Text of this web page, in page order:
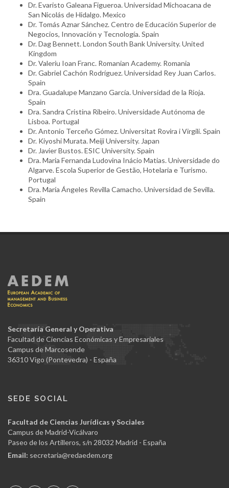
Dr. Evaristo Galeana Figueroa. Universidad Michoacana de
San Nicolás de Hidalgo. Mexico
Dr. Tomás Aznar Sánchez. Centro de Educación Superior de
Negocios, Innovación y Tecnología. Spain
Dr. Dag Bennett. London South Bank University. United
Kingdom
Dr. Valeriu Ioan Franc. Romanian Academy. Romania
Dr. Gabriel Cachón Rodríguez. Universidad Rey Juan Carlos.
Spain
Dra. Guadalupe Manzano García. Universidad de la Rioja.
Spain
Dra. Sandra Cristina Ribeiro. Universidade Autónoma de
Lisboa. Portugal
Dr. Antonio Terceño Gómez. Universitat Rovira i Virgili. Spain
Dr. Kiyoshi Murata. Meiji University. Japan
Dr. Javier Bustos. ESIC University. Spain
Dra. Maria Fernanda Ludovina Inácio Matias. Universidade do
Algarve. Escola Superior de Gestão, Hotelaria e Turismo.
Portugal
Dra. María Ángeles Revilla Camacho. Universidad de Sevilla.
Spain
Secretaría General y Operativa
Facultad de Ciencias Económicas y Empresariales
Campus de Marcosende
36310 Vigo (Pontevedra) - España
SEDE SOCIAL
Facultad de Ciencias Jurídicas y Sociales
Campus de Madrid-Vicálvaro
Paseo de los Artilleros, s/n 28032 Madrid - España
Email: secretaria@redaedem.org